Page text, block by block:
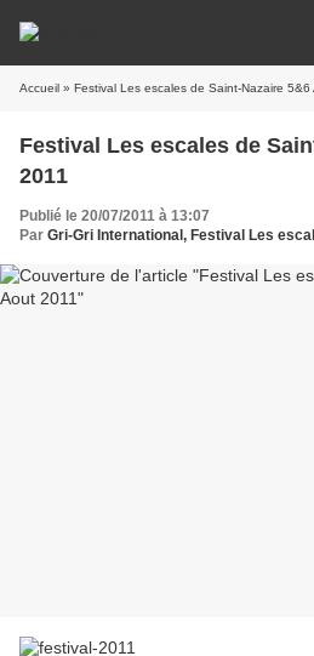
Accueil » Festival Les escales de Saint-Nazaire 5&6
Festival Les escales de
2011
Publié le 20/07/2011 à 13:07
Par Gri-Gri International, Festival Les